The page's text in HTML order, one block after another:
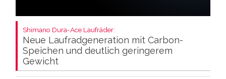
Shimano Dura-Ace Laufräder:
Neue Laufradgeneration mit Carbon-
Speichen und deutlich geringerem
Gewicht